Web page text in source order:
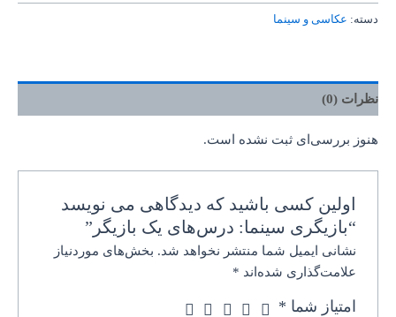
دسته: عکاسی و سینما
نظرات (0)
هنوز بررسی‌ای ثبت نشده است.
اولین کسی باشید که دیدگاهی می نویسد
“بازیگری سینما: درس‌های یک بازیگر”
نشانی ایمیل شما منتشر نخواهد شد. بخش‌های موردنیاز
علامت‌گذاری شده‌اند *
امتیاز شما *